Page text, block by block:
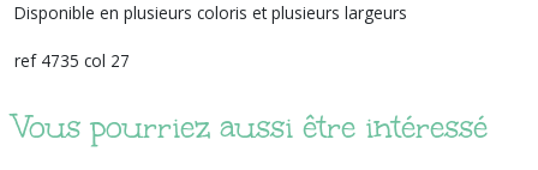
Disponible en plusieurs coloris et plusieurs largeurs
ref 4735 col 27
Vous pourriez aussi être intéressé